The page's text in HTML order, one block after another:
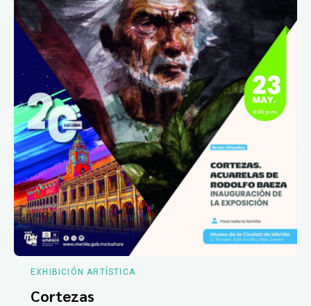
EXHIBICIÓN ARTÍSTICA
Cortezas